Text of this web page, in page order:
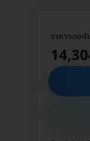
ราคาจอง